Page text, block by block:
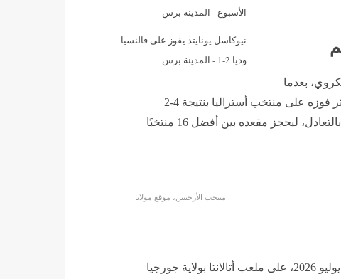
الأسبوع - المدينة برس
نيوكاسل يونايتد يفوز على فالنسيا
وديا 2-1 - المدينة برس
بعدما
، إثر فوزه على منتخب أستراليا بنتيجة 4-2
بركلات الترجيح، عقب انتهاء الوقتين الأصلي والإضافي بالتعادل، ليحجز مقعده بين أفضل 16 منتخبًا
منتخب الأرجنتين، موقع مولانا
ويلتقي منتخب مصر مع نظيره الأرجنتيني يوم الثلاثاء 7 يوليو 2026، على ملعب أتالانتا بولاية جورجيا